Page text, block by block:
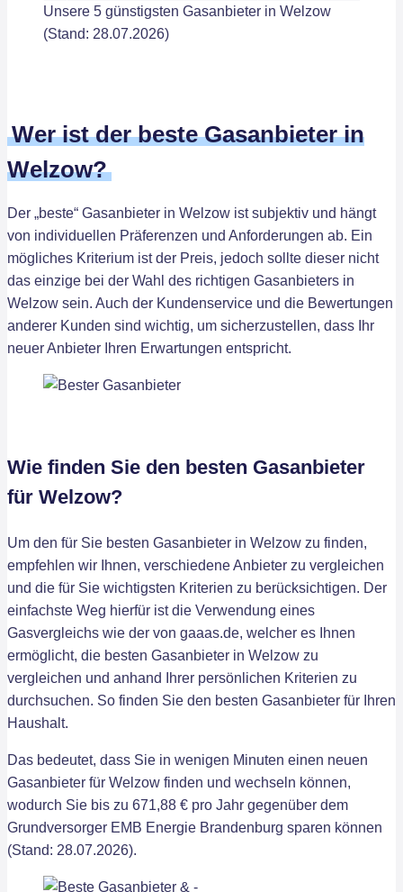
Unsere 5 günstigsten Gasanbieter in Welzow
(Stand: 28.07.2026)
Wer ist der beste Gasanbieter in
Welzow?
Der „beste“ Gasanbieter in Welzow ist subjektiv und hängt
von individuellen Präferenzen und Anforderungen ab. Ein
mögliches Kriterium ist der Preis, jedoch sollte dieser nicht
das einzige bei der Wahl des richtigen Gasanbieters in
Welzow sein. Auch der Kundenservice und die Bewertungen
anderer Kunden sind wichtig, um sicherzustellen, dass Ihr
neuer Anbieter Ihren Erwartungen entspricht.
Wie finden Sie den besten Gasanbieter
für Welzow?
Um den für Sie besten Gasanbieter in Welzow zu finden,
empfehlen wir Ihnen, verschiedene Anbieter zu vergleichen
und die für Sie wichtigsten Kriterien zu berücksichtigen. Der
einfachste Weg hierfür ist die Verwendung eines
Gasvergleichs wie der von gaaas.de, welcher es Ihnen
ermöglicht, die besten Gasanbieter in Welzow zu
vergleichen und anhand Ihrer persönlichen Kriterien zu
durchsuchen. So finden Sie den besten Gasanbieter für Ihren
Haushalt.
Das bedeutet, dass Sie in wenigen Minuten einen neuen
Gasanbieter für Welzow finden und wechseln können,
wodurch Sie bis zu 671,88 € pro Jahr gegenüber dem
Grundversorger EMB Energie Brandenburg sparen können
(Stand: 28.07.2026).